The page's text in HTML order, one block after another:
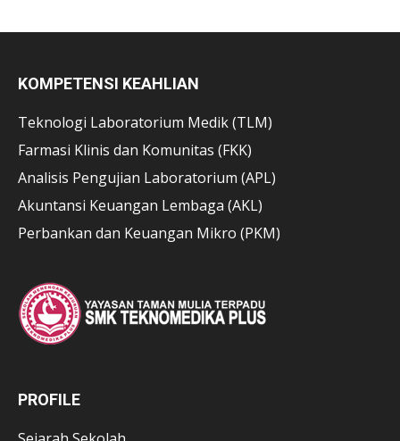
KOMPETENSI KEAHLIAN
Teknologi Laboratorium Medik (TLM)
Farmasi Klinis dan Komunitas (FKK)
Analisis Pengujian Laboratorium (APL)
Akuntansi Keuangan Lembaga (AKL)
Perbankan dan Keuangan Mikro (PKM)
PROFILE